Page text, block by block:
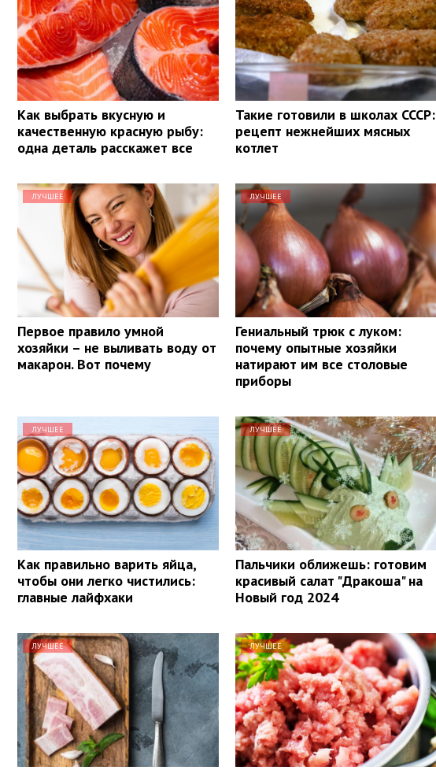
Как выбрать вкусную и
качественную красную рыбу:
одна деталь расскажет все
Такие готовили в школах СССР:
рецепт нежнейших мясных
котлет
ЛУЧШЕЕ
Первое правило умной
хозяйки – не выливать воду от
макарон. Вот почему
ЛУЧШЕЕ
Гениальный трюк с луком:
почему опытные хозяйки
натирают им все столовые
приборы
ЛУЧШЕЕ
Как правильно варить яйца,
чтобы они легко чистились:
главные лайфхаки
ЛУЧШЕЕ
Пальчики оближешь: готовим
красивый салат "Дракоша" на
Новый год 2024
ЛУЧШЕЕ ЛУЧШЕЕ